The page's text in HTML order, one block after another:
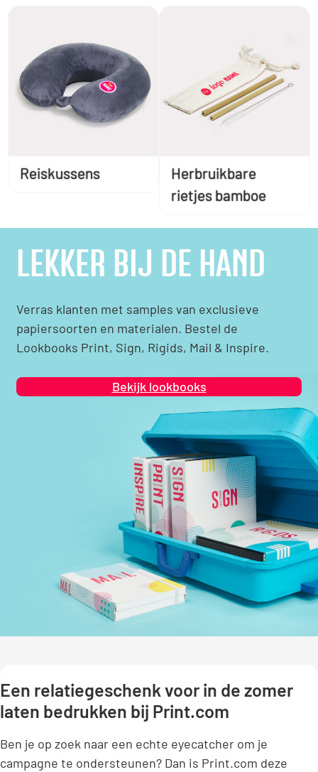
Reiskussens
Herbruikbare
rietjes bamboe
LEKKER BIJ DE HAND
Verras klanten met samples van exclusieve
papiersoorten en materialen. Bestel de
Lookbooks Print, Sign, Rigids, Mail & Inspire.
Bekijk lookbooks
Een relatiegeschenk voor in de zomer
laten bedrukken bij Print.com
Ben je op zoek naar een echte eyecatcher om je
campagne te ondersteunen? Dan is Print.com deze